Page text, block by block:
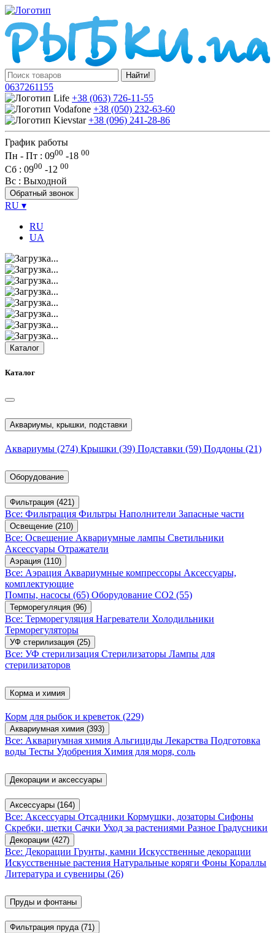
Найти!
0637261155
+38 (063) 726-11-55
+38 (050) 232-63-60
+38 (096) 241-28-86
График работы
Пн - Пт : 0900 -18 00
Сб : 0900 -12 00
Вс : Выходной
Обратный звонок
RU ▾
RU
UA
Каталог
Каталог
Аквариумы, крышки, подставки
Аквариумы (274) Крышки (39) Подставки (59) Поддоны (21)
Оборудование
Фильтрация (421)
Все: Фильтрация Фильтры Наполнители Запасные части
Освещение (210)
Все: Освещение Аквариумные лампы Светильники
Аксессуары Отражатели
Аэрация (110)
Все: Аэрация Аквариумные компрессоры Аксессуары,
комплектующие
Помпы, насосы (65) Оборудование CO2 (55)
Терморегуляция (96)
Все: Терморегуляция Нагреватели Холодильники
Терморегуляторы
УФ стерилизация (25)
Все: УФ стерилизация Стерилизаторы Лампы для
стерилизаторов
Корма и химия
Корм для рыбок и креветок (229)
Аквариумная химия (393)
Все: Аквариумная химия Альгициды Лекарства Подготовка
воды Тесты Удобрения Химия для моря, соль
Декорации и аксессуары
Аксессуары (164)
Все: Аксессуары Отсадники Кормушки, дозаторы Сифоны
Скребки, щетки Сачки Уход за растениями Разное Градусники
Декорации (427)
Все: Декорации Грунты, камни Искусственные декорации
Искусственные растения Натуральные коряги Фоны Кораллы
Литература и сувениры (26)
Пруды и фонтаны
Фильтрация пруда (71)